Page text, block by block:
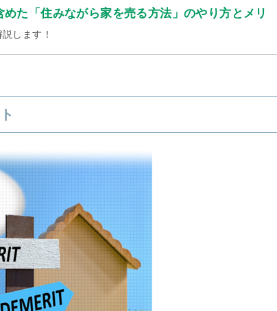
めた「住みながら家を売る方法」のやり方とメリ
します！